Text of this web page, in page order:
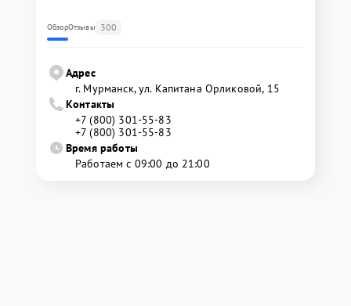
ОбзорОтзывы 300
Адрес
г. Мурманск, ул. Капитана Орликовой, 15
Контакты
+7 (800) 301-55-83
+7 (800) 301-55-83
Время работы
Работаем с 09:00 до 21:00